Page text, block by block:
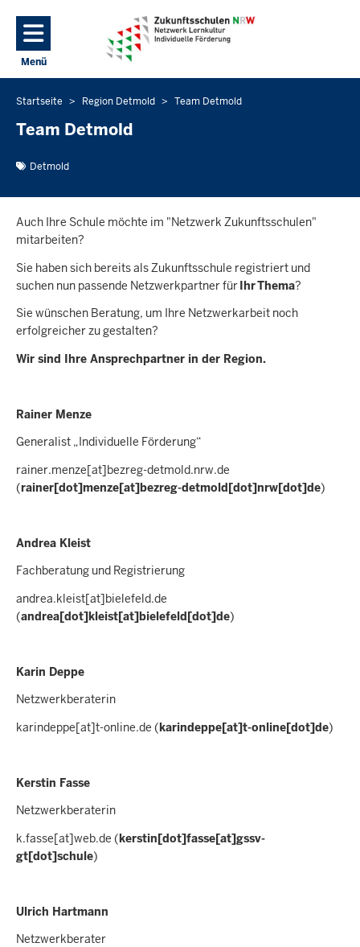
Direkt zum Inhalt
Menü
Navigation aktivieren/deaktivieren: Hauptmenü
Sie
befinden
hier
Startseite Region Detmold Team Detmold
Team Detmold
Detmold
Auch Ihre Schule möchte im "Netzwerk Zukunftsschulen"
mitarbeiten?
Sie haben sich bereits als Zukunftsschule registriert und
suchen nun passende Netzwerkpartner fürIhr Thema?
Sie wünschen Beratung, um Ihre Netzwerkarbeit noch
erfolgreicher zu gestalten?
Wir sind Ihre Ansprechpartner in der Region.
Rainer Menze
Generalist „Individuelle Förderung“
rainer.menze[at]bezreg-detmold.nrw.de
(rainer[dot]menze[at]bezreg-detmold[dot]nrw[dot]de)
Andrea Kleist
Fachberatung und Registrierung
andrea.kleist[at]bielefeld.de
(andrea[dot]kleist[at]bielefeld[dot]de)
Karin Deppe
Netzwerkberaterin
karindeppe[at]t-online.de (karindeppe[at]t-online[dot]de)
Kerstin Fasse
Netzwerkberaterin
k.fasse[at]web.de (kerstin[dot]fasse[at]gssv-
gt[dot]schule)
Ulrich Hartmann
Netzwerkberater